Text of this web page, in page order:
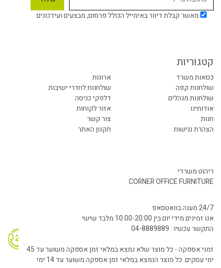
מאשר קבלת דיוור באימייל הכולל פרסום, מבצעים ועידכונים
קטגוריות
כסאות משרד
ארונות
שולחנות קפה
שולחנות לחדרי ישיבות
שולחנות מנהלים
דלפקי כניסה
אודותינו
אזור לקוחות
חנות
צור קשר
הצהרת נגישות
תקנון האתר
ריהוט משרדי
CORNER OFFICE FURNITURE
24/7 מענה בוואטסאפ
אנו זמינים מידי יום בין 10:00-20:00 מלבד שישי
התקשר עכשיו : 04-8889889
זמני אספקה - כל מוצר שלא נמצא במלאי זמן אספקה משוער עד 45
ימי עסקים. כל מוצר הנמצא במלאי זמן אספקה משוער עד 14 ימי